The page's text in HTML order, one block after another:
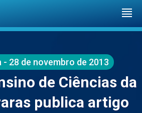
- 28 de novembro de 2013
de Ciências da
publica artigo